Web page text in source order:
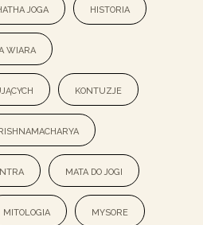
joga historia
wiara
kontuzje
mata do jogi
mitologia mysore